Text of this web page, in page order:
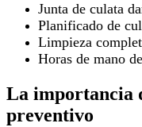
Junta de culata
Planificado de
Limpieza
Horas de mano
La importancia
preventivo